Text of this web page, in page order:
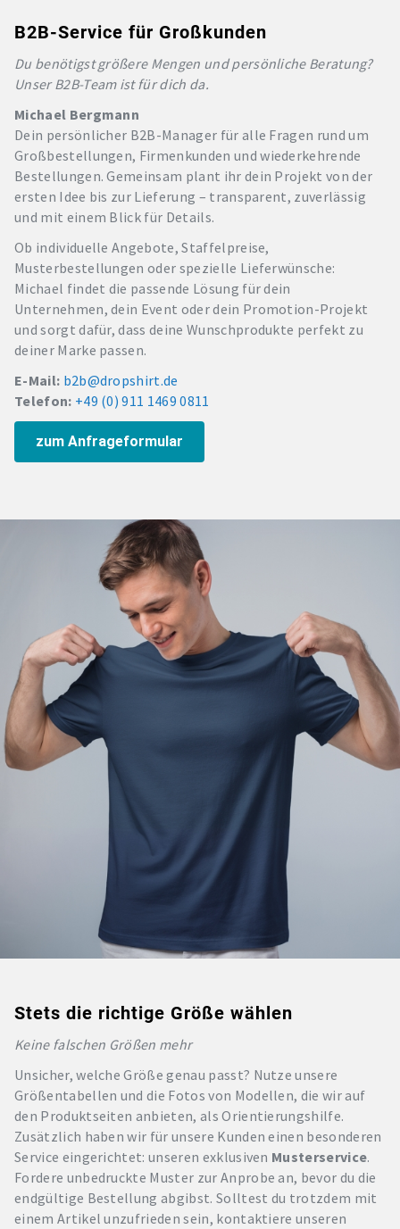
B2B-Service für Großkunden
Du benötigst größere Mengen und persönliche Beratung?
Unser B2B-Team ist für dich da.
Michael Bergmann
Dein persönlicher B2B-Manager für alle Fragen rund um
Großbestellungen, Firmenkunden und wiederkehrende
Bestellungen. Gemeinsam plant ihr dein Projekt von der
ersten Idee bis zur Lieferung – transparent, zuverlässig
und mit einem Blick für Details.
Ob individuelle Angebote, Staffelpreise,
Musterbestellungen oder spezielle Lieferwünsche:
Michael findet die passende Lösung für dein
Unternehmen, dein Event oder dein Promotion-Projekt
und sorgt dafür, dass deine Wunschprodukte perfekt zu
deiner Marke passen.
E-Mail: b2b@dropshirt.de
Telefon: +49 (0) 911 1469 0811
zum Anfrageformular
Stets die richtige Größe wählen
Keine falschen Größen mehr
Unsicher, welche Größe genau passt? Nutze unsere
Größentabellen und die Fotos von Modellen, die wir auf
den Produktseiten anbieten, als Orientierungshilfe.
Zusätzlich haben wir für unsere Kunden einen besonderen
Service eingerichtet: unseren exklusiven Musterservice.
Fordere unbedruckte Muster zur Anprobe an, bevor du die
endgültige Bestellung abgibst. Solltest du trotzdem mit
einem Artikel unzufrieden sein, kontaktiere unseren